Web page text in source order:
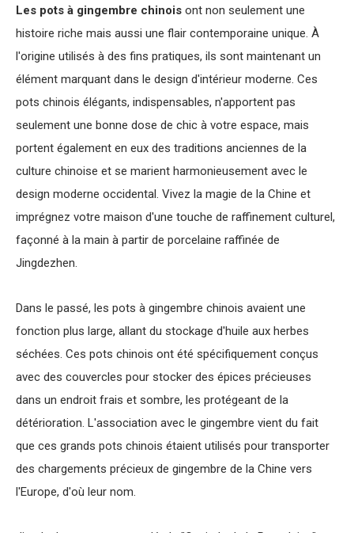
Les pots à gingembre chinois ont non seulement une
histoire riche mais aussi une flair contemporaine unique. À
l'origine utilisés à des fins pratiques, ils sont maintenant un
élément marquant dans le design d'intérieur moderne. Ces
pots chinois élégants, indispensables, n'apportent pas
seulement une bonne dose de chic à votre espace, mais
portent également en eux des traditions anciennes de la
culture chinoise et se marient harmonieusement avec le
design moderne occidental. Vivez la magie de la Chine et
imprégnez votre maison d'une touche de raffinement culturel,
façonné à la main à partir de porcelaine raffinée de
Jingdezhen.
Dans le passé, les pots à gingembre chinois avaient une
fonction plus large, allant du stockage d'huile aux herbes
séchées. Ces pots chinois ont été spécifiquement conçus
avec des couvercles pour stocker des épices précieuses
dans un endroit frais et sombre, les protégeant de la
détérioration. L'association avec le gingembre vient du fait
que ces grands pots chinois étaient utilisés pour transporter
des chargements précieux de gingembre de la Chine vers
l'Europe, d'où leur nom.